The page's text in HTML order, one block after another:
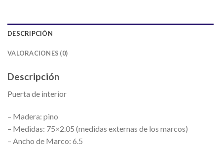
DESCRIPCIÓN
VALORACIONES (0)
Descripción
Puerta de interior
– Madera: pino
– Medidas: 75×2.05 (medidas externas de los marcos)
– Ancho de Marco: 6.5